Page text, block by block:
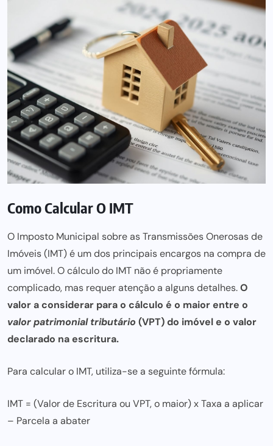
Como Calcular O IMT
O Imposto Municipal sobre as Transmissões Onerosasde
Imóveis (IMT) é um dos principais encargos na compra de
um imóvel. O cálculo do IMT não é propriamente
complicado, mas requer atenção a alguns detalhes.O
valor a considerar para o cálculo é o maiorentre o
valor patrimonial tributário (VPT) do imóvel e o valor
declarado na escritura.
Para calcular o IMT, utiliza-se a seguinte fórmula:
IMT = (Valor de Escritura ou VPT, o maior) x Taxa a aplicar
– Parcela a abater